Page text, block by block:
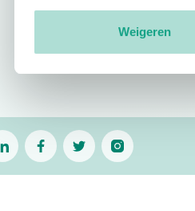
Weigeren
Reviews
linkedin (Let op uitgaande link)
facebook(Let op uitgaande
twitter(Let op
instagram